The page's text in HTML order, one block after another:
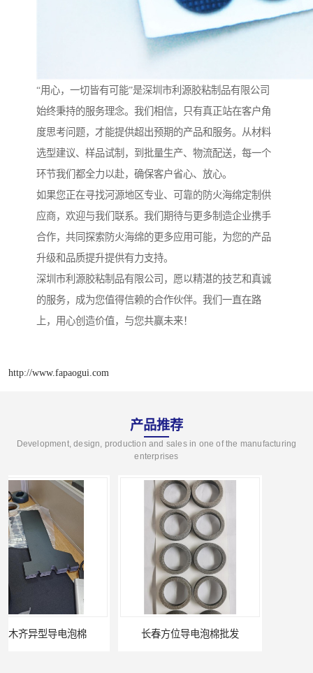
“用心，一切皆有可能”是深圳市利源胶粘制品有限公司
始终秉持的服务理念。我们相信，只有真正站在客户角
度思考问题，才能提供超出预期的产品和服务。从材料
选型建议、样品试制，到批量生产、物流配送，每一个
环节我们都全力以赴，确保客户省心、放心。
如果您正在寻找河源地区专业、可靠的防火海绵定制供
应商，欢迎与我们联系。我们期待与更多制造企业携手
合作，共同探索防火海绵的更多应用可能，为您的产品
升级和品质提升提供有力支持。
深圳市利源胶粘制品有限公司，愿以精湛的技艺和真诚
的服务，成为您值得信赖的合作伙伴。我们一直在路
上，用心创造价值，与您共赢未来！
http://www.fapaogui.com
产品推荐
Development, design, production and sales in one of the manufacturing
enterprises
长春方位导电泡棉批发 沈阳硅胶橡垫定制